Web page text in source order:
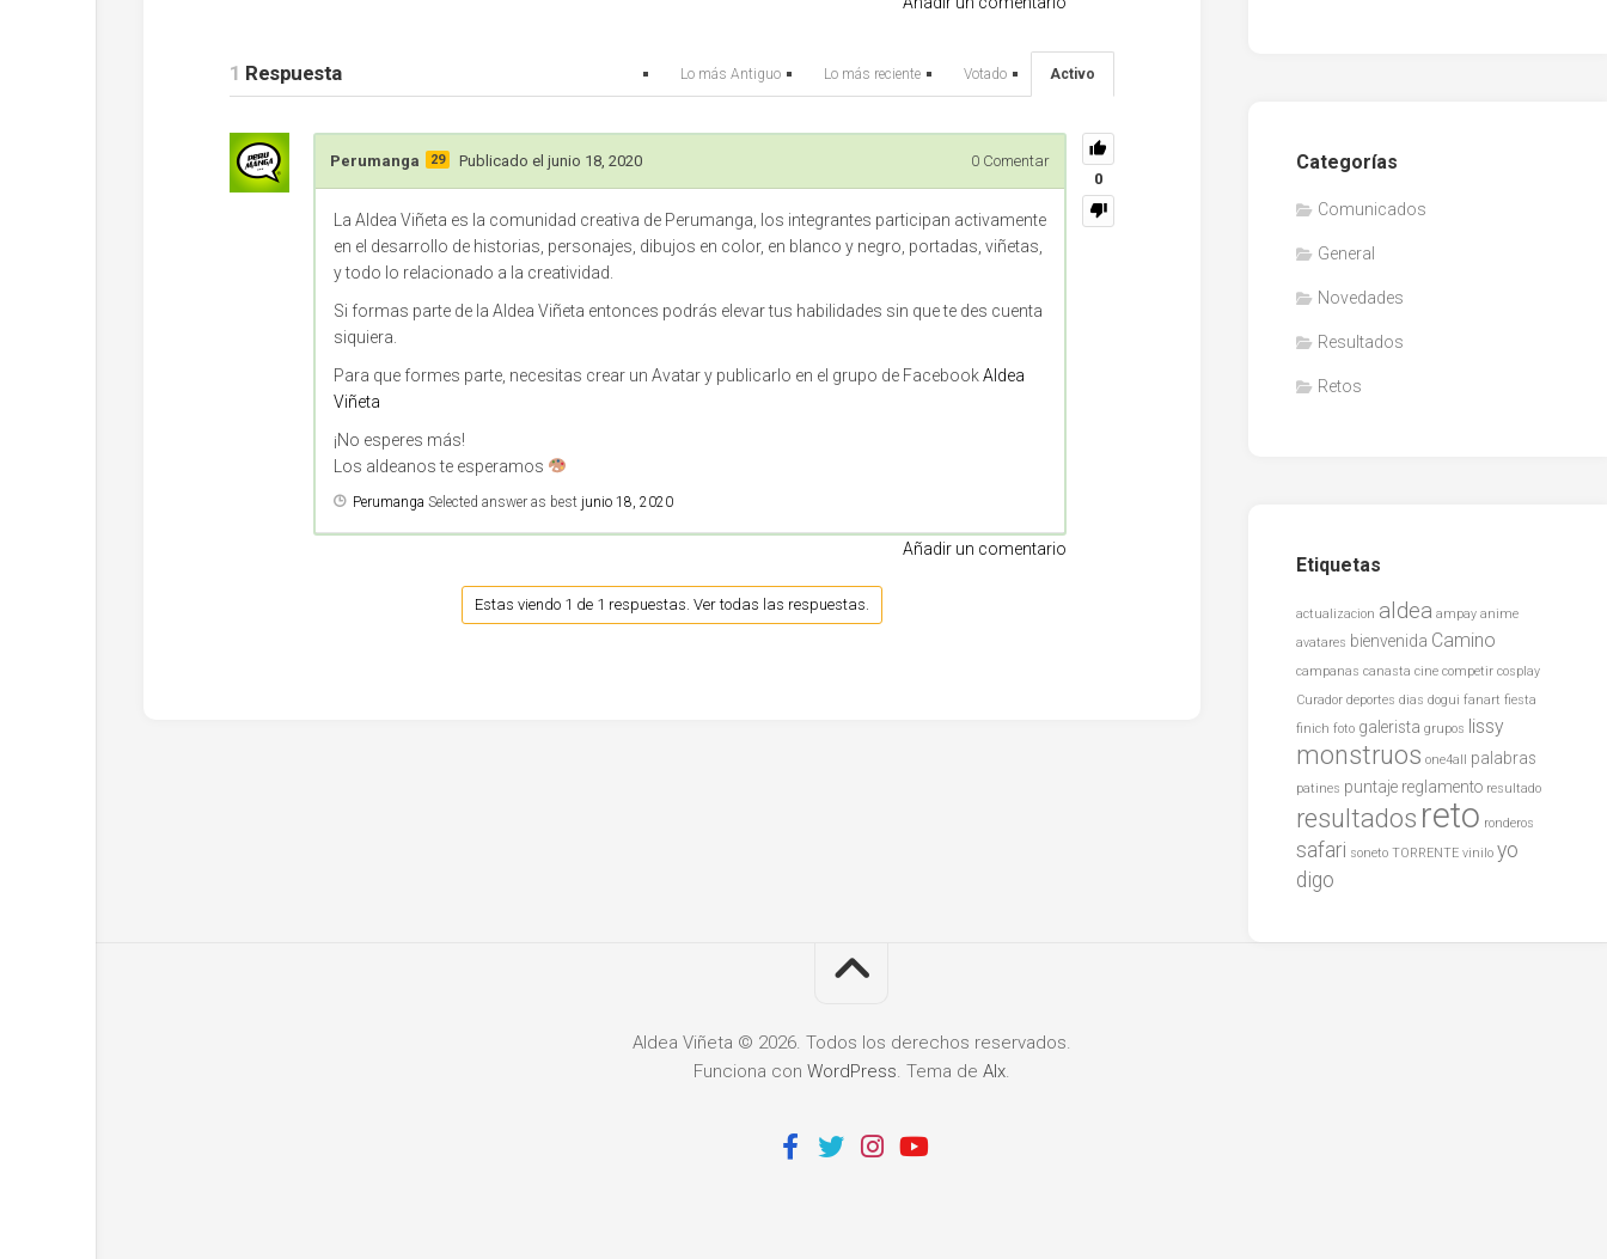
1 Respuesta Activo
Votado
Lo más reciente
Lo más Antiguo
0
Perumanga 29 Publicado el junio 18, 2020 0 Comentar
La Aldea Viñeta es la comunidad creativa de Perumanga, los integrantes participan activamente
en el desarrollo de historias, personajes, dibujos en color, en blanco y negro, portadas, viñetas,
y todo lo relacionado a la creatividad.
Si formas parte de la Aldea Viñeta entonces podrás elevar tus habilidades sin que te des cuenta
siquiera.
Para que formes parte, necesitas crear un Avatar y publicarlo en el grupo de FacebookAldea
Viñeta
¡No esperes más!
Los aldeanos te esperamos
Perumanga Selected answer as best junio 18, 2020
Añadir un comentario
Estas viendo 1 de 1 respuestas. Ver todas las respuestas.
Categorías
Comunicados
General
Novedades
Resultados
Retos
Etiquetas
actualizacion aldea ampay anime
avatares bienvenida Camino
campanas canasta cine competir cosplay
Curador deportes dias dogui fanart fiesta
finich foto galerista grupos lissy
monstruos one4all palabras
patines puntaje reglamento resultado
resultados reto ronderos
safari soneto TORRENTE vinilo yo
digo
Aldea Viñeta © 2026. Todos los derechos reservados.
Funciona con WordPress. Tema de Alx.